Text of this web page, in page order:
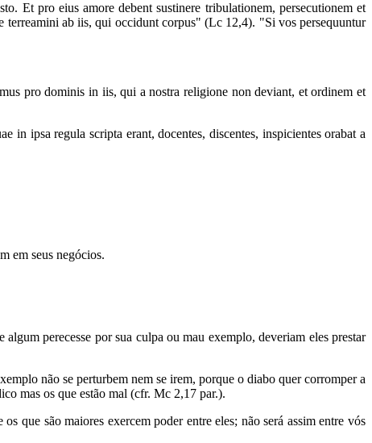
Et pro eius amore debent sustinere tribulationem, persecutionem et
ab iis, qui occidunt corpus" (Lc 12,4). "Si vos persequuntur
pro dominis in iis, qui a nostra religione non deviant, et ordinem et
in ipsa regula scripta erant, docentes, discentes, inspicientes orabat a
em seus negócios.
perecesse por sua culpa ou mau exemplo, deveriam eles prestar
não se perturbem nem se irem, porque o diabo quer corromper a
mas os que estão mal (cfr. Mc 2,17 par.).
que são maiores exercem poder entre eles; não será assim entre vós